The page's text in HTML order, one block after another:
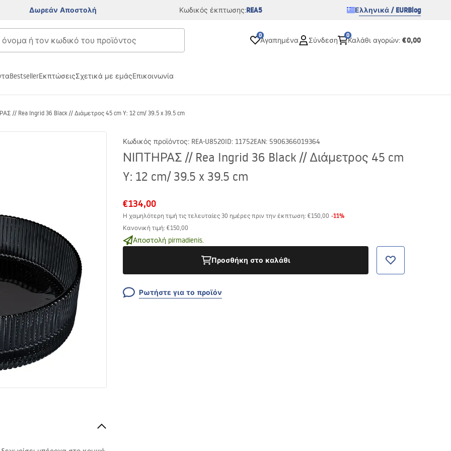
Δωρεάν Αποστολή Κωδικός έκπτωσης:REA5 Ελληνικά / EURBlog
0
Αγαπημένα Σύνδεση
0
Καλάθι αγορών: €0,00
BestsellerΕκπτώσειςΣχετικά με εμάςΕπικοινωνία
// Rea Ingrid 36 Black // Διάμετρος 45 cm Y: 12 cm/ 39.5 x 39.5 cm
Κωδικός προϊόντος: REA-U8520ID: 11752EAN: 5906366019364
ΝΙΠΤΗΡΑΣ // Rea Ingrid 36 Black // Διάμετρος 45 cm
Y: 12 cm/ 39.5 x 39.5 cm
€134,00
Η χαμηλότερη τιμή τις τελευταίες 30 ημέρες πριν την έκπτωση: €150,00 -11%
Κανονική τιμή: €150,00
Αποστολή pirmadienis.
Προσθήκη στο καλάθι
Ρωτήστε για το προϊόν